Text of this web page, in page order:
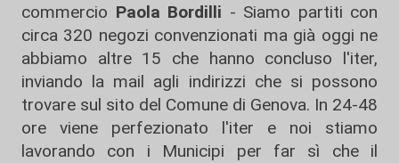
commercio Paola Bordilli - Siamo partiti con
circa 320 negozi convenzionati ma già oggi ne
abbiamo altre 15 che hanno concluso l'iter,
inviando la mail agli indirizzi che si possono
trovare sul sito del Comune di Genova. In 24-48
ore viene perfezionato l'iter e noi stiamo
lavorando con i Municipi per far sì che il